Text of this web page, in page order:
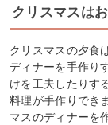
クリスマスは
クリスマスの夕食
ディナーを手作り
けを工夫したりす
料理が手作りでき
マスのディナーを